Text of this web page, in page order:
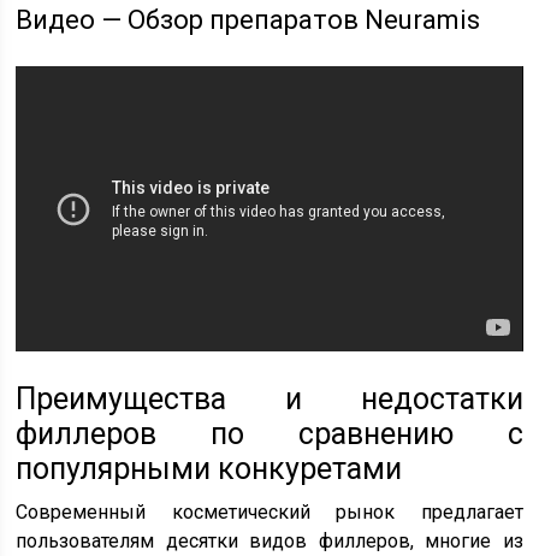
Видео — Обзор препаратов Neuramis
Преимущества и недостатки
филлеров по сравнению с
популярными конкуретами
Современный косметический рынок предлагает
пользователям десятки видов филлеров, многие из